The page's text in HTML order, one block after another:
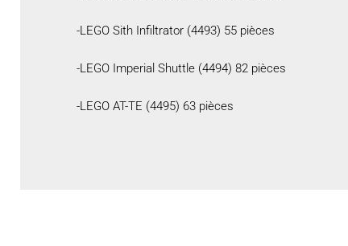
-LEGO Sith Infiltrator (4493) 55 pièces
-LEGO Imperial Shuttle (4494) 82 pièces
-LEGO AT-TE (4495) 63 pièces